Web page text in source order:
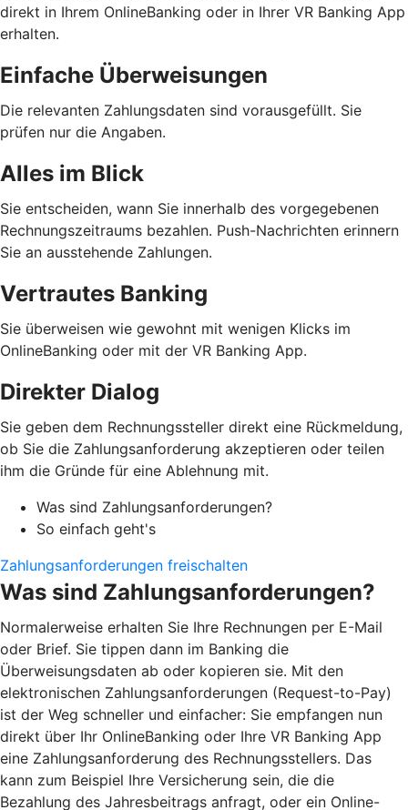
direkt in Ihrem OnlineBanking oder in Ihrer VR Banking App
erhalten.
Einfache Überweisungen
Die relevanten Zahlungsdaten sind vorausgefüllt. Sie
prüfen nur die Angaben.
Alles im Blick
Sie entscheiden, wann Sie innerhalb des vorgegebenen
Rechnungszeitraums bezahlen. Push-Nachrichten erinnern
Sie an ausstehende Zahlungen.
Vertrautes Banking
Sie überweisen wie gewohnt mit wenigen Klicks im
OnlineBanking oder mit der VR Banking App.
Direkter Dialog
Sie geben dem Rechnungssteller direkt eine Rückmeldung,
ob Sie die Zahlungsanforderung akzeptieren oder teilen
ihm die Gründe für eine Ablehnung mit.
Was sind Zahlungsanforderungen?
So einfach geht's
Zahlungsanforderungen freischalten
Was sind Zahlungsanforderungen?
Normalerweise erhalten Sie Ihre Rechnungen per E-Mail
oder Brief. Sie tippen dann im Banking die
Überweisungsdaten ab oder kopieren sie. Mit den
elektronischen Zahlungsanforderungen (Request-to-Pay)
ist der Weg schneller und einfacher: Sie empfangen nun
direkt über Ihr OnlineBanking oder Ihre VR Banking App
eine Zahlungsanforderung des Rechnungsstellers. Das
kann zum Beispiel Ihre Versicherung sein, die die
Bezahlung des Jahresbeitrags anfragt, oder ein Online-